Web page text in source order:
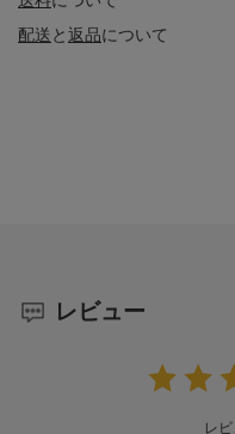
配送と返品について
レビュー
レ